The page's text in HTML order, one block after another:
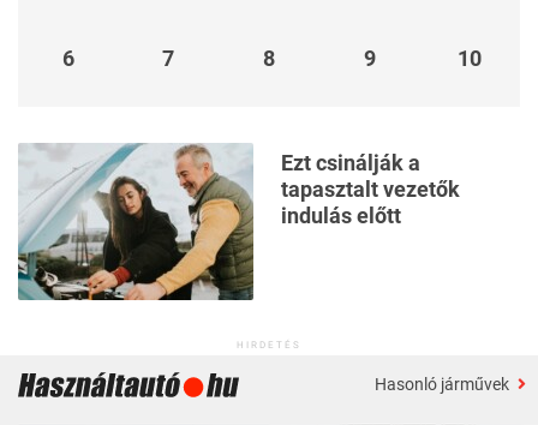
6 7 8 9 10
Ezt csinálják a
tapasztalt vezetők
indulás előtt
HIRDETÉS
Hasonló járművek